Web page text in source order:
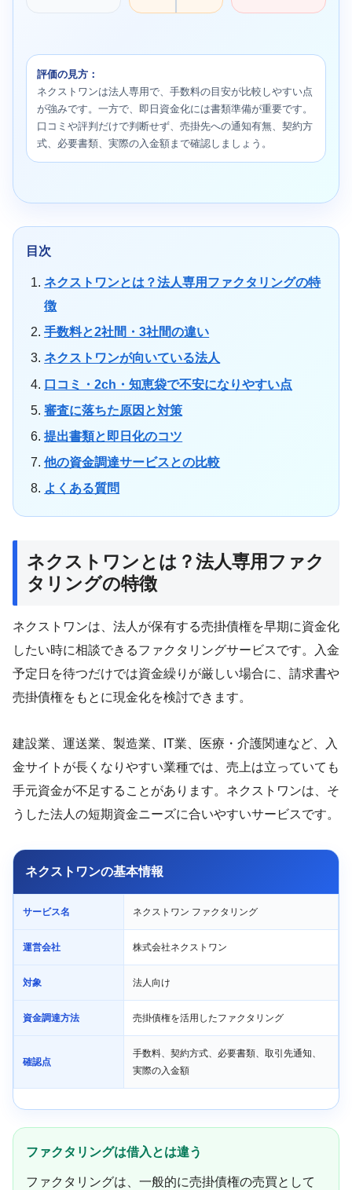
評価の見方：
ネクストワンは法人専用で、手数料の目安が比較しやすい点
が強みです。一方で、即日資金化には書類準備が重要です。
口コミや評判だけで判断せず、売掛先への通知有無、契約方
式、必要書類、実際の入金額まで確認しましょう。
目次
ネクストワンとは？法人専用ファクタリングの特
徴
手数料と2社間・3社間の違い
ネクストワンが向いている法人
口コミ・2ch・知恵袋で不安になりやすい点
審査に落ちた原因と対策
提出書類と即日化のコツ
他の資金調達サービスとの比較
よくある質問
ネクストワンとは？法人専用ファク
タリングの特徴
ネクストワンは、法人が保有する売掛債権を早期に資金化
したい時に相談できるファクタリングサービスです。入金
予定日を待つだけでは資金繰りが厳しい場合に、請求書や
売掛債権をもとに現金化を検討できます。
建設業、運送業、製造業、IT業、医療・介護関連など、入
金サイトが長くなりやすい業種では、売上は立っていても
手元資金が不足することがあります。ネクストワンは、そ
うした法人の短期資金ニーズに合いやすいサービスです。
ネクストワンの基本情報
サービス名 ネクストワン ファクタリング
運営会社 株式会社ネクストワン
対象 法人向け
資金調達方法 売掛債権を活用したファクタリング
確認点
手数料、契約方式、必要書類、取引先通知、
実際の入金額
ファクタリングは借入とは違う
ファクタリングは、一般的に売掛債権の売買として